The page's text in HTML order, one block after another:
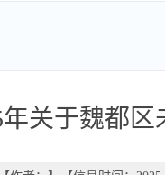
年关于魏都